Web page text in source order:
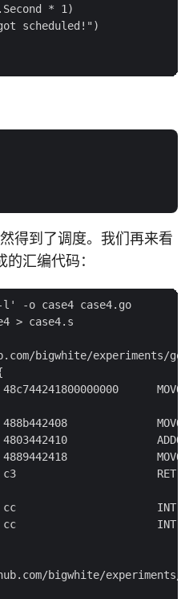
* 1)
scheduled!")
得到了调度。我们再来看
汇编代码：
-o case4 case4.go
> case4.s
bigwhite/experiments/
MOVQ
MOVQ
ADDQ
MOVQ
RET
INT
INT
bigwhite/experiments/